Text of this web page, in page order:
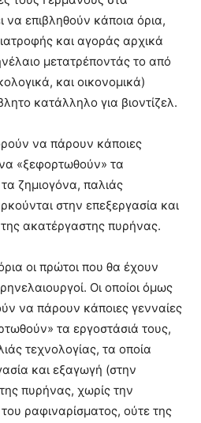
να επιβληθούν κάποια όρια,
και αγοράς αρχικά
μετατρέποντάς το από
και οικονομικά)
κατάλληλο για βιοντίζελ.
να πάρουν κάποιες
«ξεφορτωθούν» τα
ζημιογόνα, παλιάς
στην επεξεργασία και
ακατέργαστης πυρήνας.
οι πρώτοι που θα έχουν
Οι οποίοι όμως
να πάρουν κάποιες γενναίες
τα εργοστάσιά τους,
τεχνολογίας, τα οποία
και εξαγωγή (στην
πυρήνας, χωρίς την
ραφιναρίσματος, ούτε της